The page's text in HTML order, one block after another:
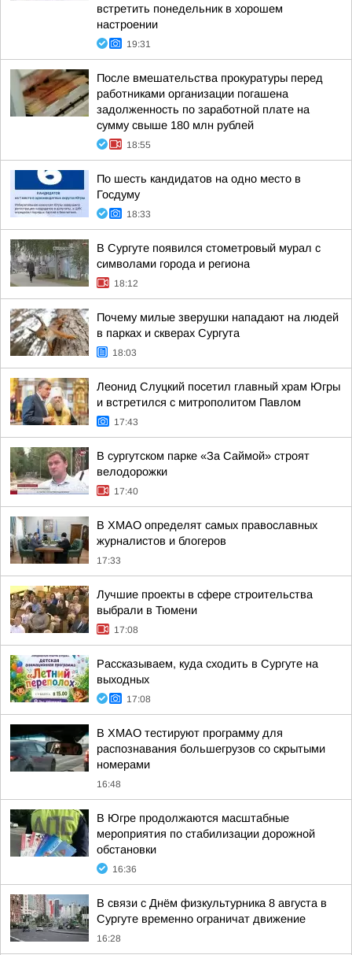
встретить понедельник в хорошем
настроении
19:31
После вмешательства прокуратуры перед
работниками организации погашена
задолженность по заработной плате на
сумму свыше 180 млн рублей
18:55
По шесть кандидатов на одно место в
Госдуму
18:33
В Сургуте появился стометровый мурал с
символами города и региона
18:12
Почему милые зверушки нападают на людей
в парках и скверах Сургута
18:03
Леонид Слуцкий посетил главный храм Югры
и встретился с митрополитом Павлом
17:43
В сургутском парке «За Саймой» строят
велодорожки
17:40
В ХМАО определят самых православных
журналистов и блогеров
17:33
Лучшие проекты в сфере строительства
выбрали в Тюмени
17:08
Рассказываем, куда сходить в Сургуте на
выходных
17:08
В ХМАО тестируют программу для
распознавания большегрузов со скрытыми
номерами
16:48
В Югре продолжаются масштабные
мероприятия по стабилизации дорожной
обстановки
16:36
В связи с Днём физкультурника 8 августа в
Сургуте временно ограничат движение
16:28